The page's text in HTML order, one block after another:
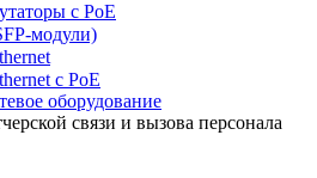
с РоЕ
модули)
с PoE
оборудование
связи и вызова персонала